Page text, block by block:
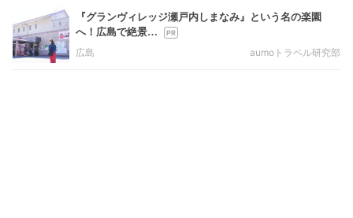
『グランヴィレッジ瀬戸内しまなみ』という名の楽園
へ！広島で絶景…
広島
aumoトラベル研究部